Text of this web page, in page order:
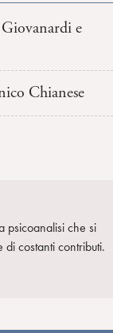
e
Chianese
psicoanalisi che si
costanti contributi.